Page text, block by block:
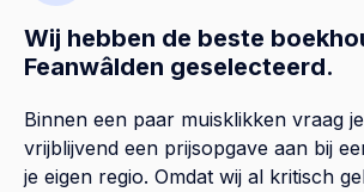
Wij hebben de beste
Feanwâlden geselecteerd.
Binnen een paar muisklikken vraag
vrijblijvend een prijsopgave aan bij
je eigen regio. Omdat wij al kritisch